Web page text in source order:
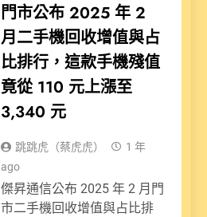
門市公布 2025 年 2
月二手機回收增值與占
比排行，這款手機殘值
竟從 110 元上漲至
3,340 元
跳跳虎（蔡虎虎）
1 年
ago
傑昇通信公布 2025 年 2 月門
市二手機回收增值與占比排